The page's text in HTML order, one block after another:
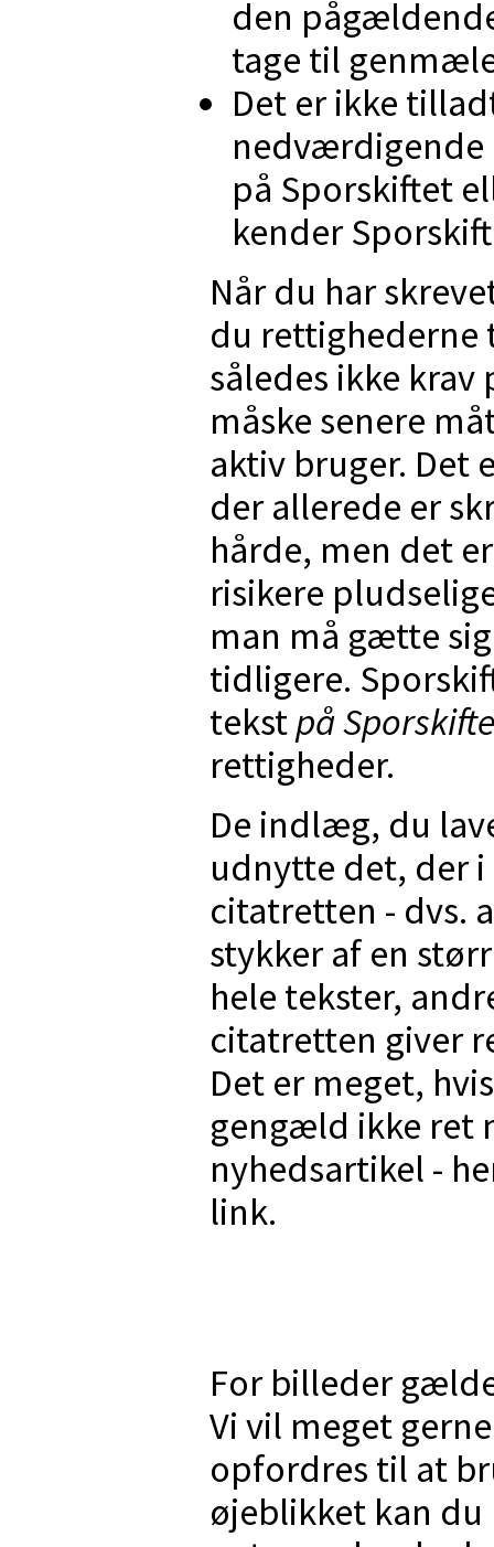
den
tage til
Det er ikke
nedværdigende
på Sporskiftet
kender
Når du har
du rettighederne
således ikke
måske senere
aktiv bruger. Det
der allerede er
hårde, men det
risikere
man må gætte
tidligere.
tekstpå
rettigheder.
De indlæg, du
udnytte det, der
citatretten - dvs.
stykker af en
hele tekster,
citatretten giver
Det er meget,
gengæld ikke ret
nyhedsartikel -
link.
For billeder
Vi vil meget
opfordres til at
øjeblikket kan